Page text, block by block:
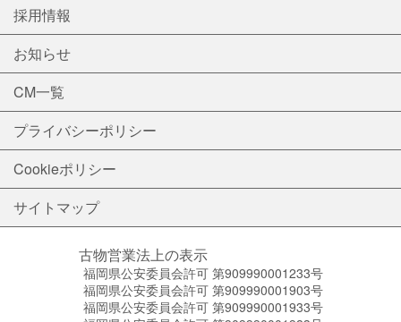
採用情報
お知らせ
CM一覧
プライバシーポリシー
Cookieポリシー
サイトマップ
古物営業法上の表示
福岡県公安委員会許可 第909990001233号
福岡県公安委員会許可 第909990001903号
福岡県公安委員会許可 第909990001933号